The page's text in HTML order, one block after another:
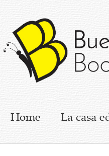
Buendia
Books
Home La casa